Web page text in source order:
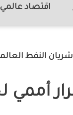
اقتصاد عالمي